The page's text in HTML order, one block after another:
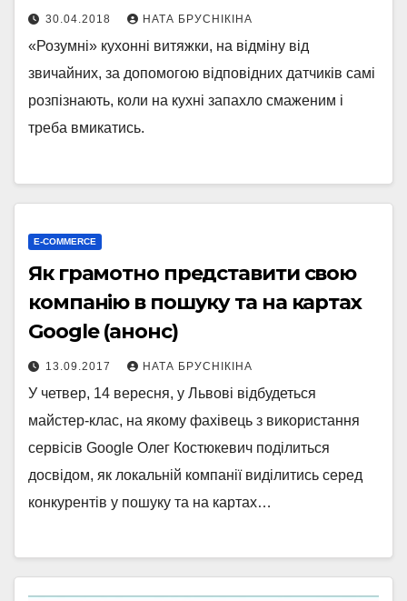
30.04.2018 НАТА БРУСНІКІНА
«Розумні» кухонні витяжки, на відміну від
звичайних, за допомогою відповідних датчиків самі
розпізнають, коли на кухні запахло смаженим і
треба вмикатись.
E-COMMERCE
Як грамотно представити свою
компанію в пошуку та на картах
Google (анонс)
13.09.2017 НАТА БРУСНІКІНА
У четвер, 14 вересня, у Львові відбудеться
майстер-клас, на якому фахівець з використання
сервісів Google Олег Костюкевич поділиться
досвідом, як локальній компанії виділитись серед
конкурентів у пошуку та на картах…